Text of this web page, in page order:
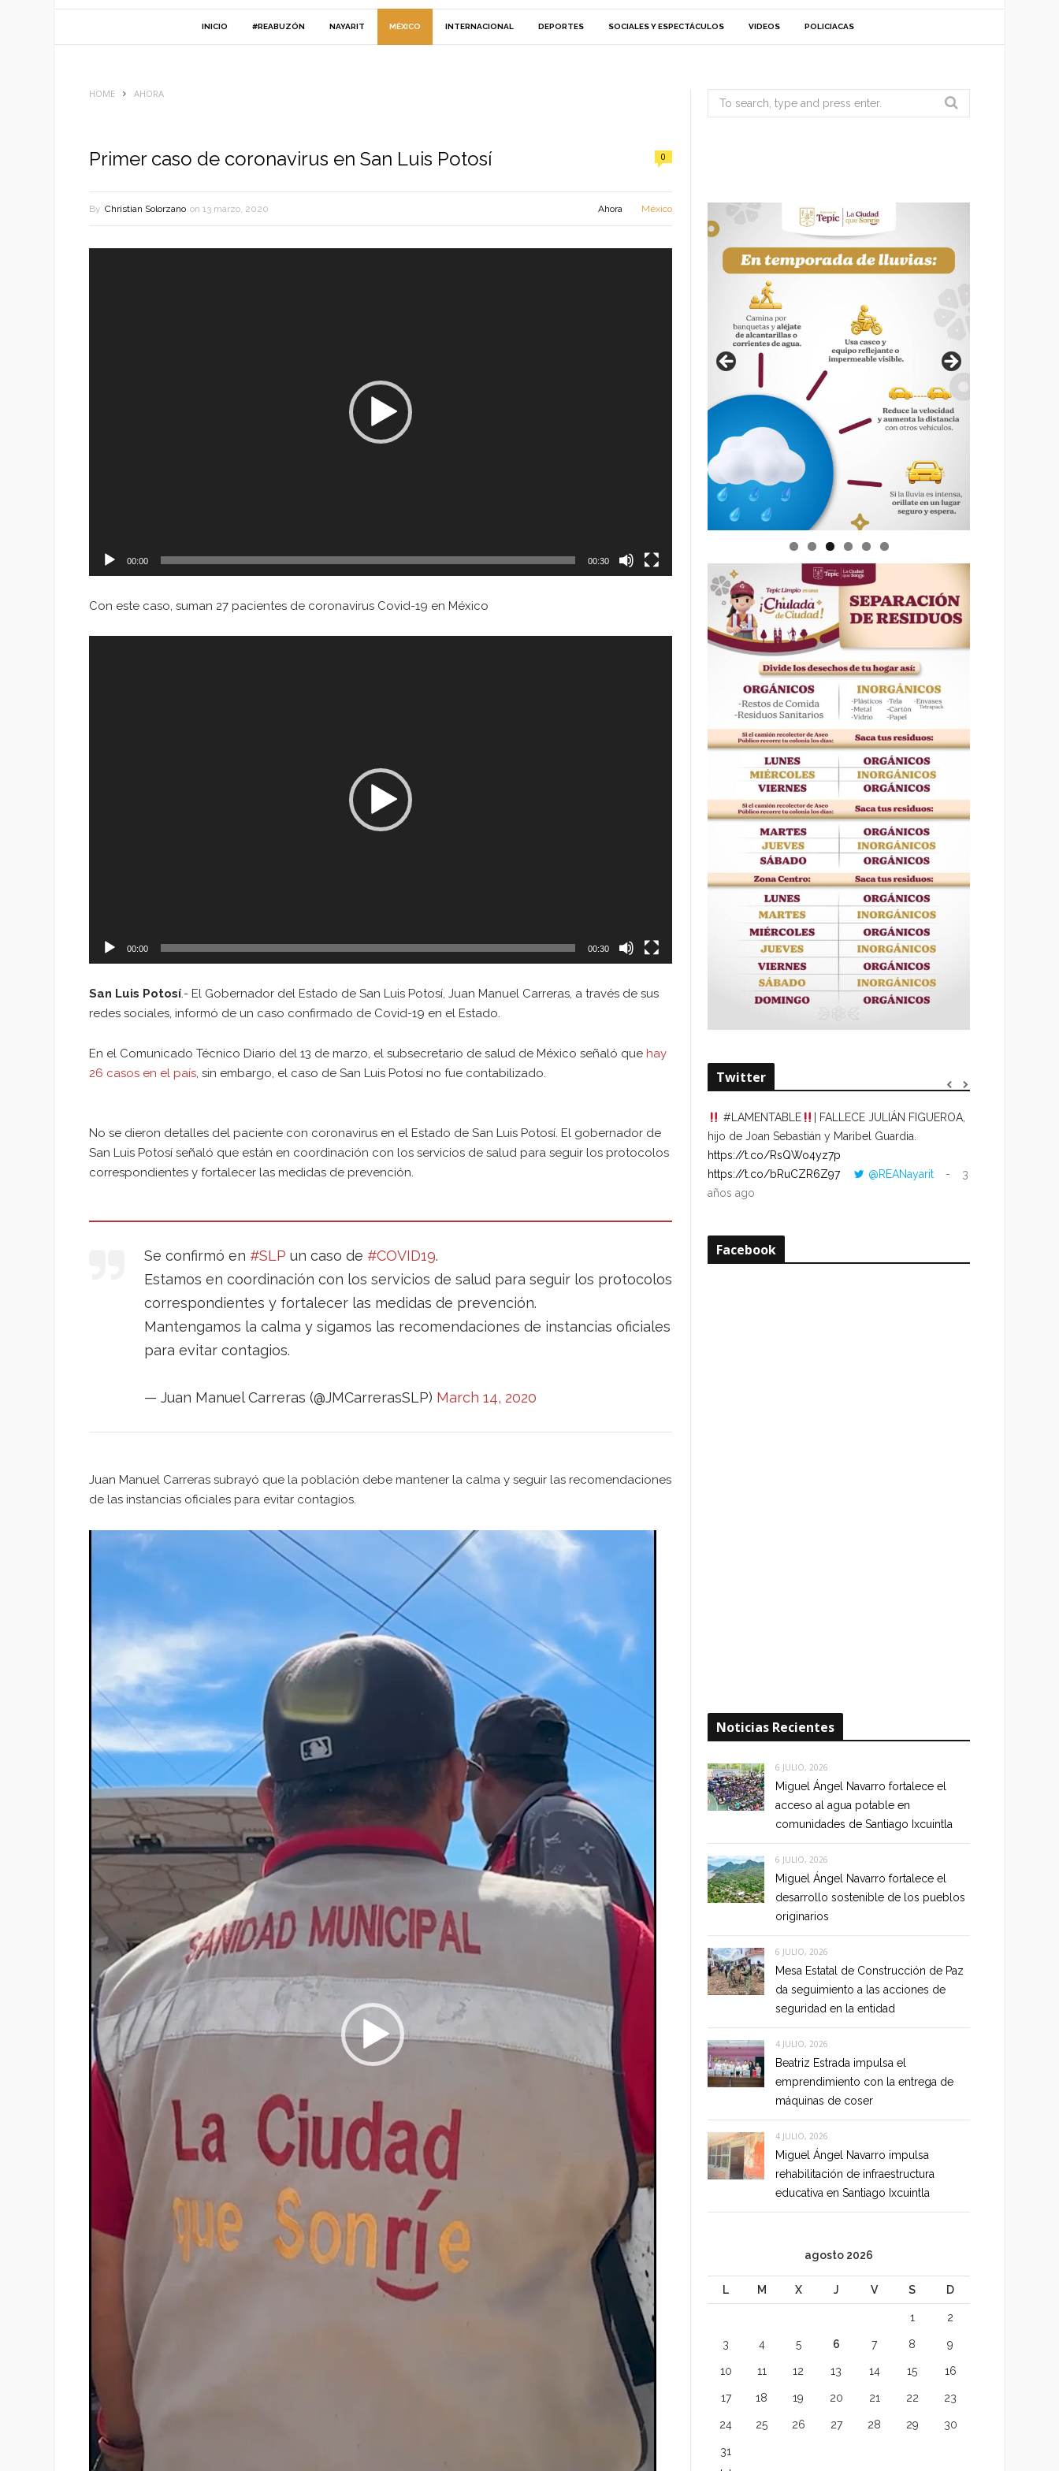
INICIO #REABUZÓN NAYARIT MÉXICO INTERNACIONAL DEPORTES SOCIALES Y ESPECTÁCULOS VIDEOS POLICIACAS
HOME AHORA
Primer caso de coronavirus en San Luis Potosí 0
By Christian Solorzano on 13 marzo, 2020 Ahora México
00:00 00:30
Con este caso, suman 27 pacientes de coronavirus Covid-19 en México
00:00 00:30
San Luis Potosí.- El Gobernador del Estado de San Luis Potosí, Juan Manuel Carreras, a través de sus
redes sociales, informó de un caso confirmado de Covid-19 en el Estado.
En el Comunicado Técnico Diario del 13 de marzo, el subsecretario de salud de México señaló que hay
26 casos en el país, sin embargo, el caso de San Luis Potosí no fue contabilizado.
No se dieron detalles del paciente con coronavirus en el Estado de San Luis Potosí. El gobernador de
San Luis Potosí señaló que están en coordinación con los servicios de salud para seguir los protocolos
correspondientes y fortalecer las medidas de prevención.
Se confirmó en #SLP un caso de #COVID19.
Estamos en coordinación con los servicios de salud para seguir los protocolos
correspondientes y fortalecer las medidas de prevención.
Mantengamos la calma y sigamos las recomendaciones de instancias oficiales
para evitar contagios.
— Juan Manuel Carreras (@JMCarrerasSLP) March 14, 2020
Juan Manuel Carreras subrayó que la población debe mantener la calma y seguir las recomendaciones
de las instancias oficiales para evitar contagios.
Reproductor
Search
for:
Twitter
#LAMENTABLE
| FALLECE JULIÁN FIGUEROA,
hijo de Joan Sebastián y Maribel Guardia.
https://t.co/RsQWo4yz7p
https://t.co/bRuCZR6Z97
@REANayarit
3
años ago
Facebook
Noticias Recientes
6 JULIO, 2026
Miguel Ángel Navarro fortalece el
acceso al agua potable en
comunidades de Santiago Ixcuintla
6 JULIO, 2026
Miguel Ángel Navarro fortalece el
desarrollo sostenible de los pueblos
originarios
6 JULIO, 2026
Mesa Estatal de Construcción de Paz
da seguimiento a las acciones de
seguridad en la entidad
4 JULIO, 2026
Beatriz Estrada impulsa el
emprendimiento con la entrega de
máquinas de coser
4 JULIO, 2026
Miguel Ángel Navarro impulsa
rehabilitación de infraestructura
educativa en Santiago Ixcuintla
agosto 2026
L M X J V S D
1 2
3 4 5 6 7 8 9
10 11 12 13 14 15 16
17 18 19 20 21 22 23
24 25 26 27 28 29 30
31